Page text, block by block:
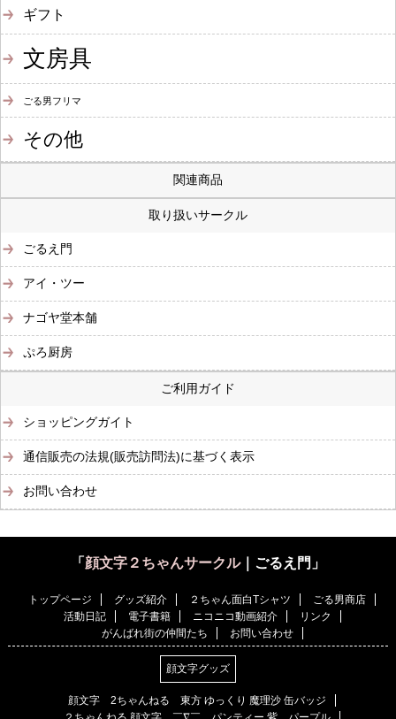
ギフト
文房具
ごる男フリマ
その他
関連商品
取り扱いサークル
ごるえ門
アイ・ツー
ナゴヤ堂本舗
ぷろ厨房
ご利用ガイド
ショッピングガイト
通信販売の法規(販売訪問法)に基づく表示
お問い合わせ
「 顔文字２ちゃんサークル｜ごるえ門」
トップページ グッズ紹介 ２ちゃん面白Tシャツ
ごる男商店
活動日記
電子書籍 ニコニコ動画紹介
リンク
がんばれ街の仲間たち
お問い合わせ
顔文字グッズ
顔文字 2ちゃんねる 東方 ゆっくり 魔理沙 缶バッジ